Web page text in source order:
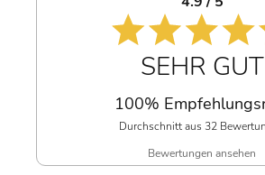
SEHR GUT
100%
Durchschnitt aus 32
Bewertungen ansehen